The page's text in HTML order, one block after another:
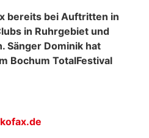
bereits bei Auftritten in
in Ruhrgebiet und
Sänger Dominik hat
Bochum TotalFestival